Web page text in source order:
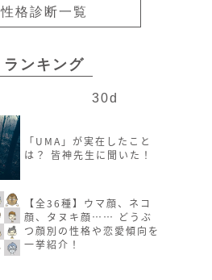
性格診断一覧
ランキング
30d
「UMA」が実在したこと
は？ 皆神先生に聞いた！
【全36種】ウマ顔、ネコ
顔、タヌキ顔…… どうぶ
つ顔別の性格や恋愛傾向を
一挙紹介！